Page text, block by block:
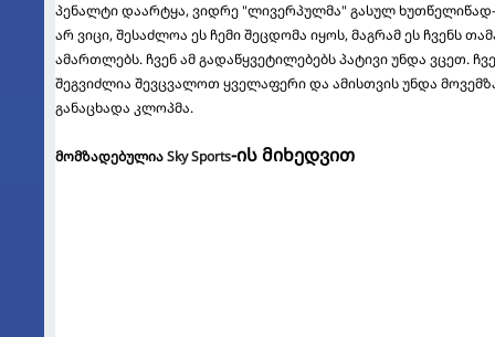
პენალტი დაარტყა, ვიდრე "ლივერპულმა" გასულ ხუთწელიწად-
არ ვიცი, შესაძლოა ეს ჩემი შეცდომა იყოს, მაგრამ ეს ჩვენს
ამართლებს. ჩვენ ამ გადაწყვეტილებებს პატივი უნდა ვცეთ.
შეგვიძლია შევცვალოთ ყველაფერი და ამისთვის უნდა
განაცხადა კლოპმა.
მომზადებულიაSky Sports-ის მიხედვით